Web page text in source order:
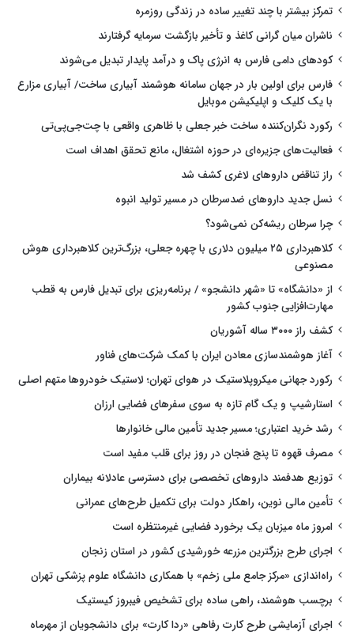
تمرکز بیشتر با چند تغییر ساده در زندگی روزمره
ناشران میان گرانی کاغذ و تأخیر بازگشت سرمایه گرفتارند
کودهای دامی فارس به انرژی پاک و درآمد پایدار تبدیل می‌شوند
فارس برای اولین بار در جهان سامانه هوشمند آبیاری ساخت/ آبیاری مزارع
با یک کلیک و اپلیکیشن موبایل
رکورد نگران‌کننده ساخت خبر جعلی با ظاهری واقعی با چت‌جی‌پی‌تی
فعالیت‌های جزیره‌ای در حوزه اشتغال، مانع تحقق اهداف است
راز تناقض داروهای لاغری کشف شد
نسل جدید داروهای ضدسرطان در مسیر تولید انبوه
چرا سرطان ریشه‌کن نمی‌شود؟
کلاهبرداری ۲۵ میلیون دلاری با چهره جعلی، بزرگ‌ترین کلاهبرداری هوش
مصنوعی
از «دانشگاه» تا «شهر دانشجو» / برنامه‌ریزی برای تبدیل فارس به قطب
مهارت‌افزایی جنوب کشور
کشف راز ۳۰۰۰ ساله آشوریان
آغاز هوشمندسازی معادن ایران با کمک شرکت‌های فناور
رکورد جهانی میکروپلاستیک در هوای تهران؛ لاستیک خودروها متهم اصلی
استارشیپ و یک گام تازه به سوی سفرهای فضایی ارزان
رشد خرید اعتباری؛ مسیر جدید تأمین مالی خانوارها
مصرف قهوه تا پنج فنجان در روز برای قلب مفید است
توزیع هدفمند داروهای تخصصی برای دسترسی عادلانه بیماران
تأمین مالی نوین، راهکار دولت برای تکمیل طرح‌های عمرانی
امروز ماه میزبان یک برخورد فضایی غیرمنتظره است
اجرای طرح بزرگترین مزرعه خورشیدی کشور در استان زنجان
راه‌اندازی «مرکز جامع ملی زخم» با همکاری دانشگاه علوم پزشکی تهران
برچسب هوشمند، راهی ساده برای تشخیص فیبروز کیستیک
اجرای آزمایشی طرح کارت رفاهی «ردا کارت» برای دانشجویان از مهرماه